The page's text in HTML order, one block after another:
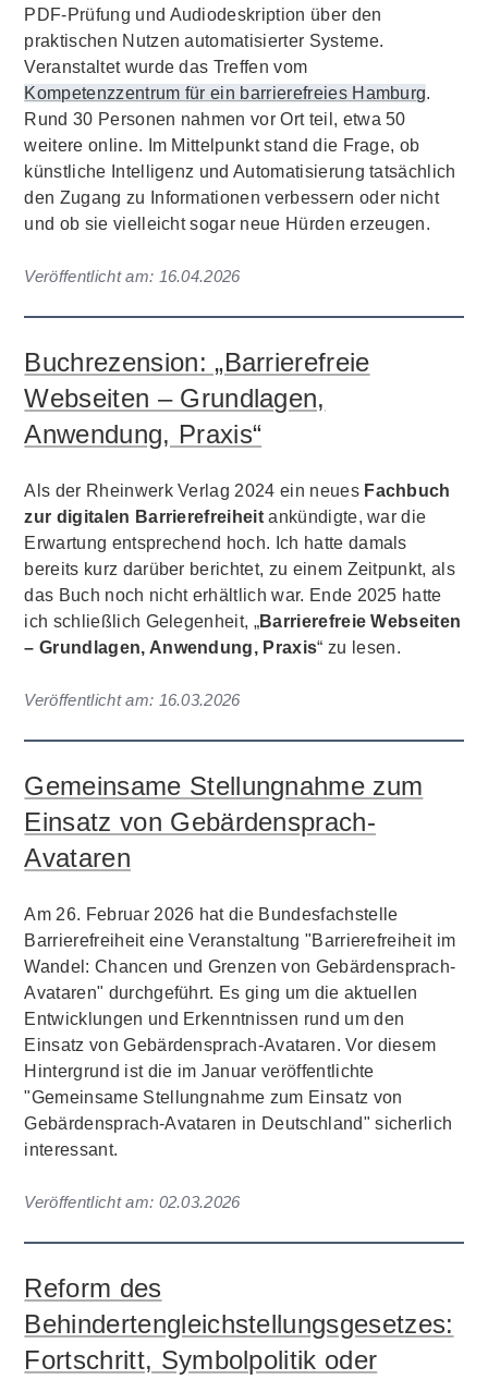
PDF-Prüfung und Audiodeskription über den
praktischen Nutzen automatisierter Systeme.
Veranstaltet wurde das Treffen vom
Kompetenzzentrum für ein barrierefreies Hamburg.
Rund 30 Personen nahmen vor Ort teil, etwa 50
weitere online. Im Mittelpunkt stand die Frage, ob
künstliche Intelligenz und Automatisierung tatsächlich
den Zugang zu Informationen verbessern oder nicht
und ob sie vielleicht sogar neue Hürden erzeugen.
Veröffentlicht am: 16.04.2026
Buchrezension: „Barrierefreie
Webseiten – Grundlagen,
Anwendung, Praxis“
Als der Rheinwerk Verlag 2024 ein neues Fachbuch
zur digitalen Barrierefreiheit ankündigte, war die
Erwartung entsprechend hoch. Ich hatte damals
bereits kurz darüber berichtet, zu einem Zeitpunkt, als
das Buch noch nicht erhältlich war. Ende 2025 hatte
ich schließlich Gelegenheit, „Barrierefreie Webseiten
– Grundlagen, Anwendung, Praxis“ zu lesen.
Veröffentlicht am: 16.03.2026
Gemeinsame Stellungnahme zum
Einsatz von Gebärdensprach-
Avataren
Am 26. Februar 2026 hat die Bundesfachstelle
Barrierefreiheit eine Veranstaltung "Barrierefreiheit im
Wandel: Chancen und Grenzen von Gebärdensprach-
Avataren" durchgeführt. Es ging um die aktuellen
Entwicklungen und Erkenntnissen rund um den
Einsatz von Gebärdensprach-Avataren. Vor diesem
Hintergrund ist die im Januar veröffentlichte
"Gemeinsame Stellungnahme zum Einsatz von
Gebärdensprach-Avataren in Deutschland" sicherlich
interessant.
Veröffentlicht am: 02.03.2026
Reform des
Behindertengleichstellungsgesetzes:
Fortschritt, Symbolpolitik oder